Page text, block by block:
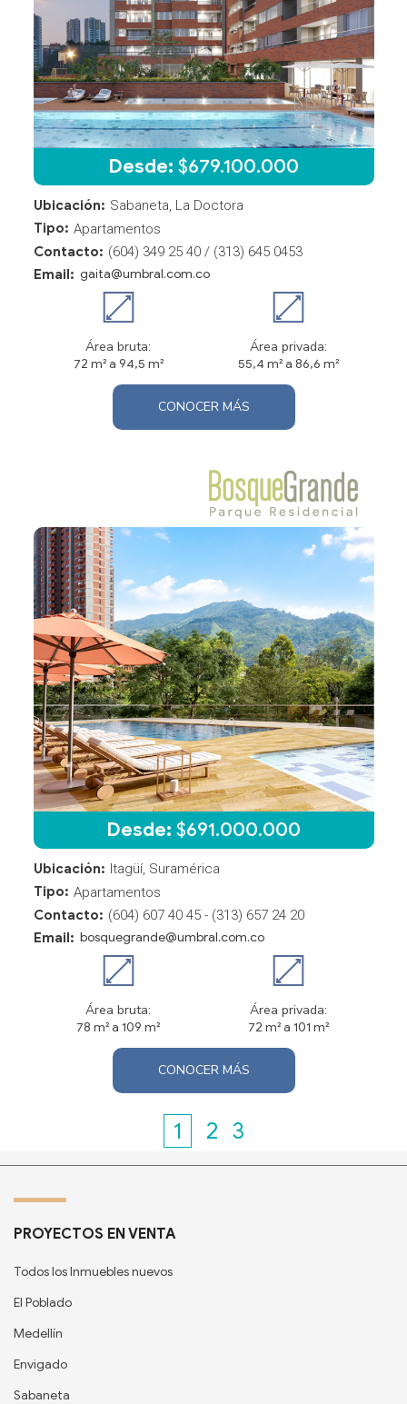
Desde: $679.100.000
Ubicación: Sabaneta, La Doctora
Tipo: Apartamentos
Contacto: (604) 349 25 40 / (313) 645 0453
Email: gaita@umbral.com.co
Área bruta:
72 m² a 94,5 m²
Área privada:
55,4 m² a 86,6 m²
CONOCER MÁS
Desde: $691.000.000
Ubicación: Itagüí, Suramérica
Tipo: Apartamentos
Contacto: (604) 607 40 45 - (313) 657 24 20
Email: bosquegrande@umbral.com.co
Área bruta:
78 m² a 109 m²
Área privada:
72 m² a 101 m²
CONOCER MÁS
1 2 3
PROYECTOS EN VENTA
Todos los Inmuebles nuevos
El Poblado
Medellín
Envigado
Sabaneta